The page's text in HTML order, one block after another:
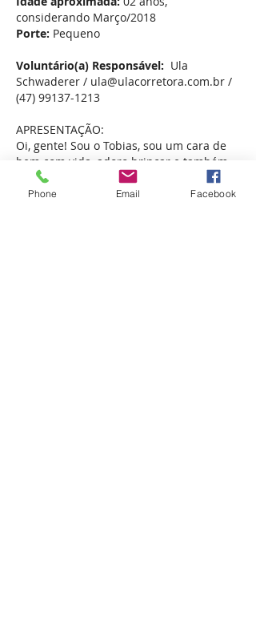
considerando Março/2018
Porte: Pequeno
Voluntário(a) Responsável: Ula
Schwaderer / ula@ulacorretora.com.br /
(47) 99137-1213
APRESENTAÇÃO:
Oi, gente! Sou o Tobias, sou um cara de
bem com vida, adoro brincar e também
sou muito companheiro! Sou tranquilo,
dócil e gosto muito de fazer novas
Phone Email Facebook